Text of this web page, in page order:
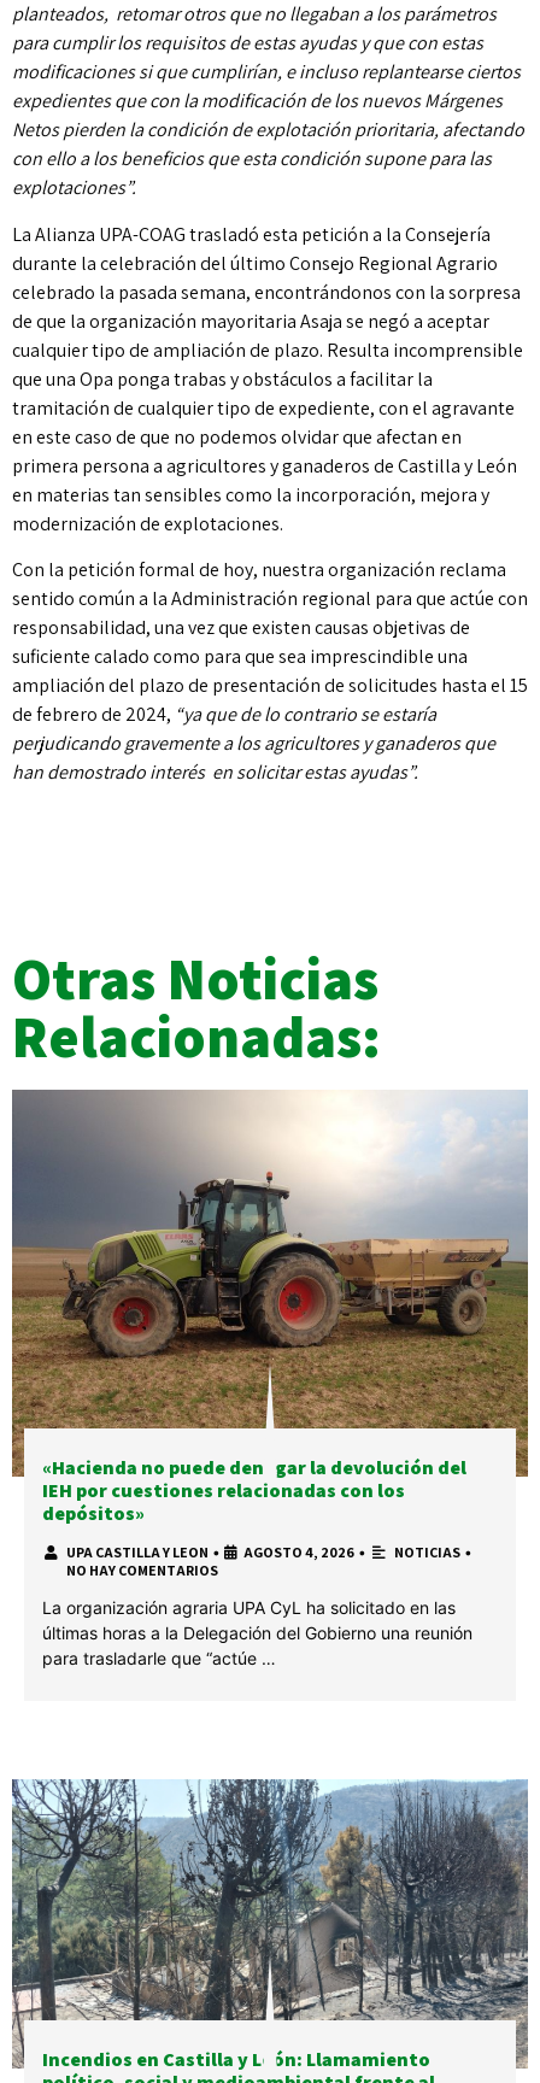
planteados, retomar otros que no llegaban a los parámetros
para cumplir los requisitos de estas ayudas y que con estas
modificaciones si que cumplirían, e incluso replantearse ciertos
expedientes que con la modificación de los nuevos Márgenes
Netos pierden la condición de explotación prioritaria, afectando
con ello a los beneficios que esta condición supone para las
explotaciones”.
La Alianza UPA-COAG trasladó esta petición a la Consejería
durante la celebración del último Consejo Regional Agrario
celebrado la pasada semana, encontrándonos con la sorpresa
de que la organización mayoritaria Asaja se negó a aceptar
cualquier tipo de ampliación de plazo. Resulta incomprensible
que una Opa ponga trabas y obstáculos a facilitar la
tramitación de cualquier tipo de expediente, con el agravante
en este caso de que no podemos olvidar que afectan en
primera persona a agricultores y ganaderos de Castilla y León
en materias tan sensibles como la incorporación, mejora y
modernización de explotaciones.
Con la petición formal de hoy, nuestra organización reclama
sentido común a la Administración regional para que actúe con
responsabilidad, una vez que existen causas objetivas de
suficiente calado como para que sea imprescindible una
ampliación del plazo de presentación de solicitudes hasta el 15
de febrero de 2024, “ya que de lo contrario se estaría
perjudicando gravemente a los agricultores y ganaderos que
han demostrado interés en solicitar estas ayudas”.
Otras Noticias
Relacionadas:
«Hacienda no puede denegar la devolución del
IEH por cuestiones relacionadas con los
depósitos»
UPA CASTILLA Y LEON • AGOSTO 4, 2026 • NOTICIAS •
NO HAY COMENTARIOS
La organización agraria UPA CyL ha solicitado en las
últimas horas a la Delegación del Gobierno una reunión
para trasladarle que “actúe …
Incendios en Castilla y León: Llamamiento